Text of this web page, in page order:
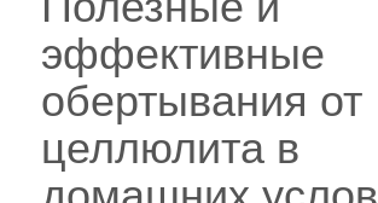
эффективные
обертывания от
целлюлита в